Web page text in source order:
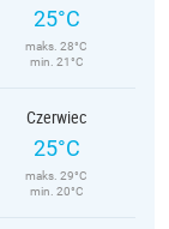
25°C
maks. 28°C
min. 21°C
Czerwiec
25°C
maks. 29°C
min. 20°C